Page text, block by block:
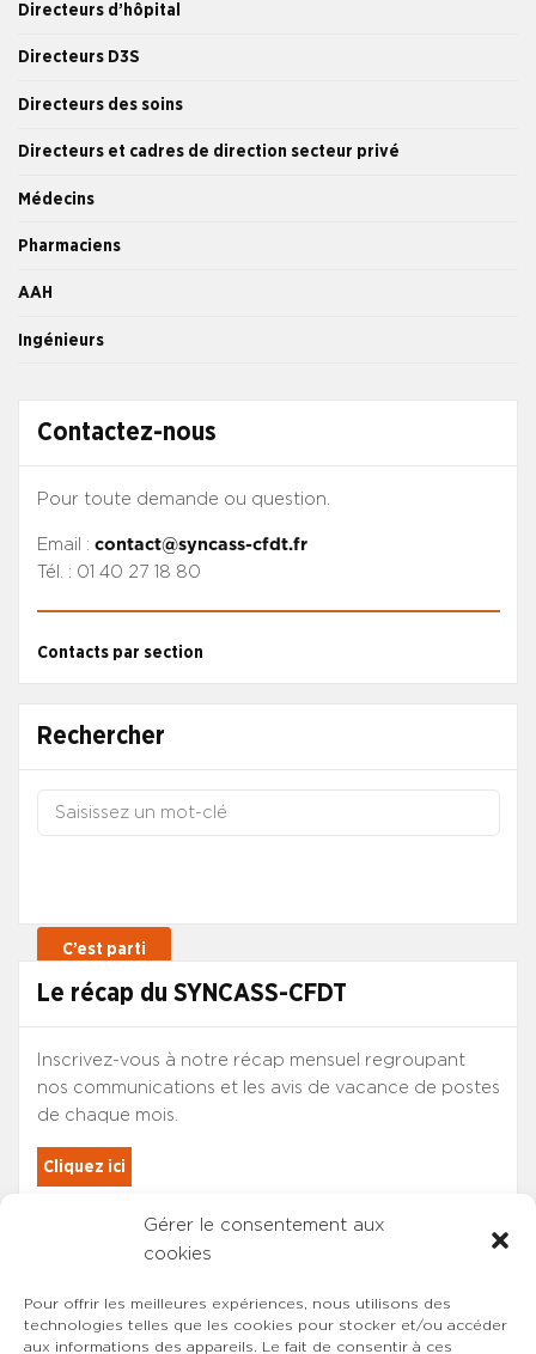
Gérer le consentement aux
cookies
Pour offrir les meilleures expériences, nous utilisons des
technologies telles que les cookies pour stocker et/ou accéder
aux informations des appareils. Le fait de consentir à ces
Directeurs d’hôpital
Directeurs D3S
Directeurs des soins
Directeurs et cadres de direction secteur privé
Médecins
Pharmaciens
AAH
Ingénieurs
Contactez-nous
Pour toute demande ou question.
Email : contact@syncass-cfdt.fr
Tél. : 01 40 27 18 80
Contacts par section
Rechercher
Le récap du SYNCASS-CFDT
Inscrivez-vous à notre récap mensuel regroupant
nos communications et les avis de vacance de postes
de chaque mois.
Cliquez ici
Les adhérents du SYNCASS-CFDT
sont automatiquement inscrits.